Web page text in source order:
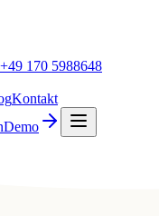
+49 170 5988648
Kontakt
Demo